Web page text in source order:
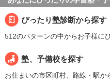
ぴったり塾診断から探す
512のパターンの中からお子様に
塾、予備校を探す
お住まいの市区町村、路線・駅か